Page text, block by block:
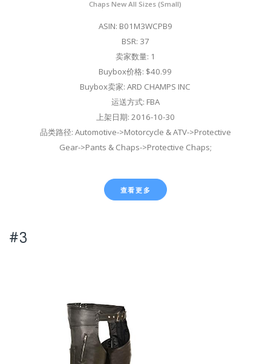
Chaps New All Sizes (Small)
ASIN: B01M3WCPB9
BSR: 37
卖家数量: 1
Buybox价格: $40.99
Buybox卖家: ARD CHAMPS INC
运送方式: FBA
上架日期: 2016-10-30
品类路径: Automotive->Motorcycle & ATV->Protective
Gear->Pants & Chaps->Protective Chaps;
查看更多
#3